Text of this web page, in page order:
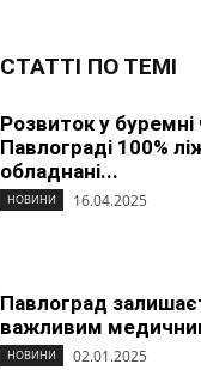
СТАТТІ ПО ТЕМІ
Розвиток у буремні
Павлограді 100%
обладнані...
НОВИНИ 16.04.2025
Павлоград
важливим
НОВИНИ 02.01.2025